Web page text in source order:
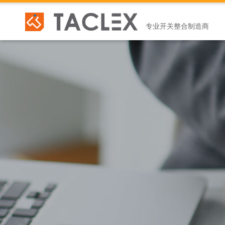
专业开关整合制造商